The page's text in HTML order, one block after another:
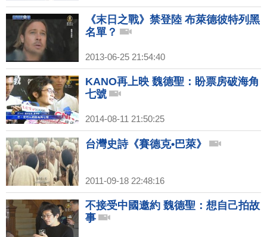
《末日之戰》禁登陸 布萊德彼特列黑
名單？
2013-06-25 21:54:40
KANO再上映 魏德聖：盼票房破海角
七號
2014-08-11 21:50:25
台灣史詩《賽德克•巴萊》
2011-09-18 22:48:16
不接受中國邀約 魏德聖：想自己拍故
事